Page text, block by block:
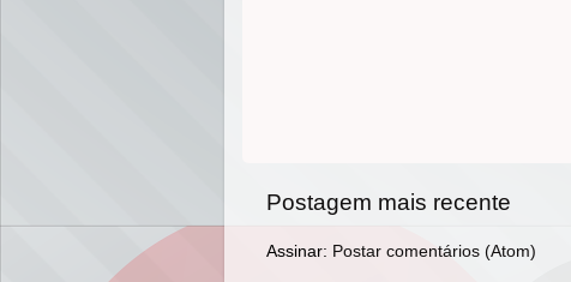
Postagem mais recente
Assinar: Postar comentários (Atom)